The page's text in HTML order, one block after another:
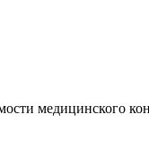
медицинского